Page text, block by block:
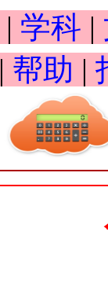
| 学科 |
| 帮助 |